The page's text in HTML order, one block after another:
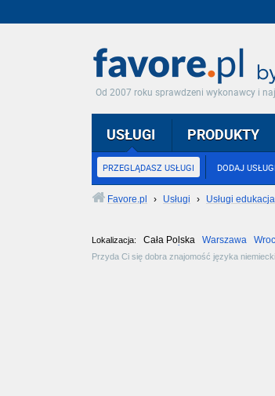
Od 2007 roku sprawdzeni wykonawcy i
USŁUGI
PRZEGLĄDASZ USŁUGI DODAJ
PRODUKTY
Favore.pl › Usługi › Usługi
Lokalizacja: Cała Polska Warszawa
Przyda Ci się dobra znajomość języka